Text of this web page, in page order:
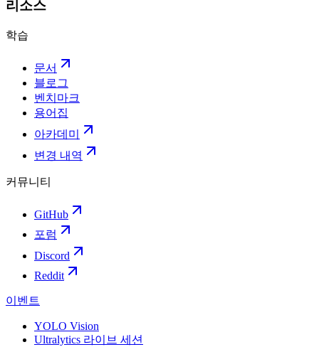
리소스
학습
문서
블로그
벤치마크
용어집
아카데미
변경 내역
커뮤니티
GitHub
포럼
Discord
Reddit
이벤트
YOLO Vision
Ultralytics 라이브 세션